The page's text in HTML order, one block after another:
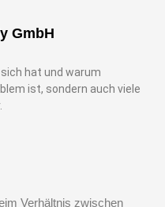
GmbH
hat und warum
ist, sondern auch viele
Verhältnis zwischen